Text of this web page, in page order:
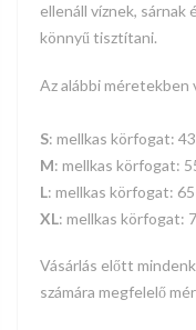
ellenáll víznek, sárnak
könnyű tisztítani.
Az alábbi méretekben
S: mellkas körfogat:
M: mellkas körfogat:
L: mellkas körfogat:
XL: mellkas körfogat:
Vásárlás előtt
számára megfelelő